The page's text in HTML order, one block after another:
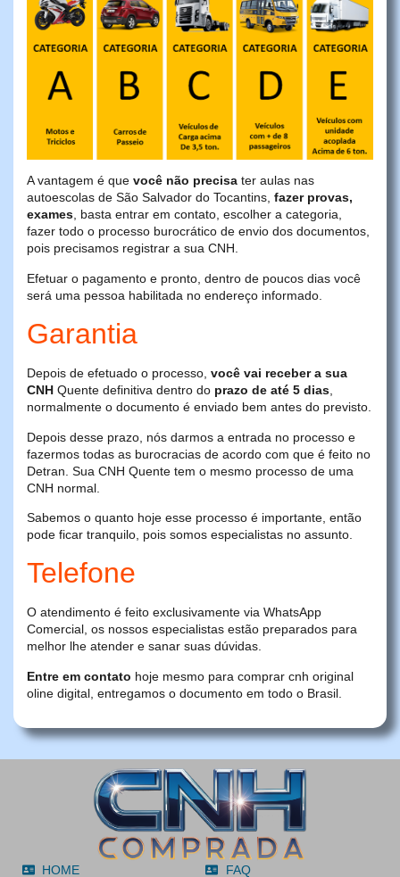
A vantagem é que você não precisa ter aulas nas
autoescolas de São Salvador do Tocantins, fazer provas,
exames, basta entrar em contato, escolher a categoria,
fazer todo o processo burocrático de envio dos documentos,
pois precisamos registrar a sua CNH.
Efetuar o pagamento e pronto, dentro de poucos dias você
será uma pessoa habilitada no endereço informado.
Garantia
Depois de efetuado o processo, você vai receber a sua
CNH Quente definitiva dentro do prazo de até 5 dias,
normalmente o documento é enviado bem antes do previsto.
Depois desse prazo, nós darmos a entrada no processo e
fazermos todas as burocracias de acordo com que é feito no
Detran. Sua CNH Quente tem o mesmo processo de uma
CNH normal.
Sabemos o quanto hoje esse processo é importante, então
pode ficar tranquilo, pois somos especialistas no assunto.
Telefone
O atendimento é feito exclusivamente via WhatsApp
Comercial, os nossos especialistas estão preparados para
melhor lhe atender e sanar suas dúvidas.
Entre em contato hoje mesmo para comprar cnh original
oline digital, entregamos o documento em todo o Brasil.
HOME FAQ